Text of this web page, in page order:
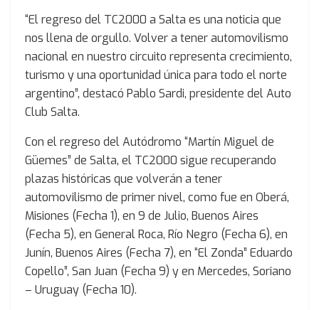
“El regreso del TC2000 a Salta es una noticia que
nos llena de orgullo. Volver a tener automovilismo
nacional en nuestro circuito representa crecimiento,
turismo y una oportunidad única para todo el norte
argentino”, destacó Pablo Sardi, presidente del Auto
Club Salta.
Con el regreso del Autódromo “Martín Miguel de
Güemes” de Salta, el TC2000 sigue recuperando
plazas históricas que volverán a tener
automovilismo de primer nivel, como fue en Oberá,
Misiones (Fecha 1), en 9 de Julio, Buenos Aires
(Fecha 5), en General Roca, Río Negro (Fecha 6), en
Junín, Buenos Aires (Fecha 7), en “El Zonda” Eduardo
Copello”, San Juan (Fecha 9) y en Mercedes, Soriano
– Uruguay (Fecha 10).